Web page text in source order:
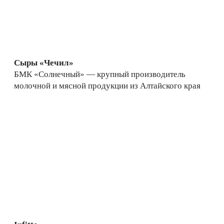
Сыры «Чечил»
БМК «Солнечный» — крупный производитель
молочной и мясной продукции из Алтайского края